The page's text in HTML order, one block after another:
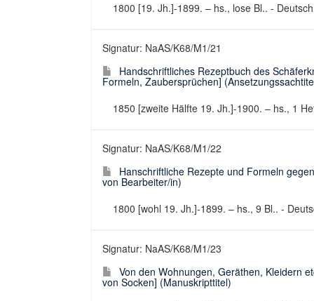
1800 [19. Jh.]-1899. – hs., lose Bl.. -
Signatur: NaAS/K68/M1/21
Handschriftliches Rezeptbuch des
Formeln, Zaubersprüchen]
1850 [zweite Hälfte 19. Jh.]-1900. – hs., 1
Signatur: NaAS/K68/M1/22
Hanschriftliche Rezepte und Formeln
von Bearbeiter/in)
1800 [wohl 19. Jh.]-1899. – hs., 9 Bl.. -
Signatur: NaAS/K68/M1/23
Von den Wohnungen, Geräthen, Kleidern
von Socken] (Manuskripttitel)